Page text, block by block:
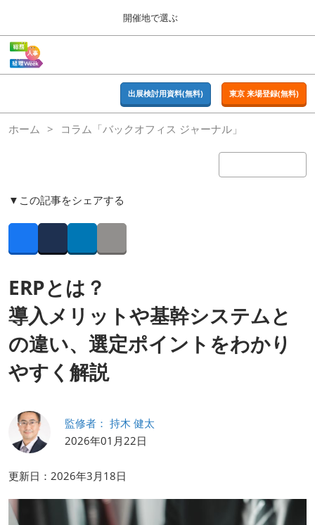
ッ
プ
し
進
む
to
close
the
開催地で選ぶ
2026年09月16日
2026年11月18日
名古屋
HR EXPO【オンライン】
オンライン / online
ー
バ
ル
ナ
ビ
出展検討用資料(無料) 東京 来場登録(無料)
ホーム コラム「バックオフィス ジャーナル」
▼この記事をシェアする
ERPとは？
導入メリットや基幹システムと
の違い、選定ポイントをわかり
やすく解説
監修者： 持木 健太
2026年01月22日
更新日：2026年3月18日